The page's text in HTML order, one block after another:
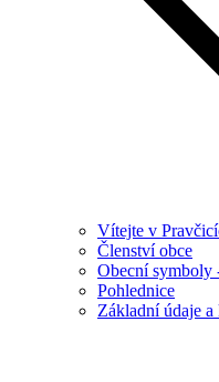
Vítejte v
Členství obce
Obecní symboly
Pohlednice
Základní údaje